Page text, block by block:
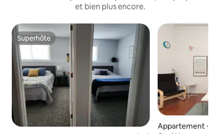
et bien plus encore.
Superhôte
Superhôte
Appartement ⋅